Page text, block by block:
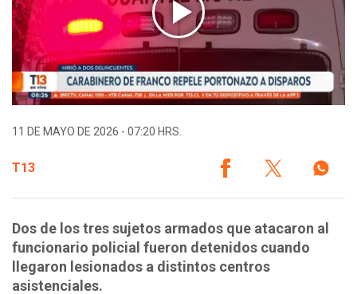
11 DE MAYO DE 2026 - 07:20 HRS.
T13
Dos de los tres sujetos armados que atacaron al
funcionario policial fueron detenidos cuando
llegaron lesionados a distintos centros
asistenciales.